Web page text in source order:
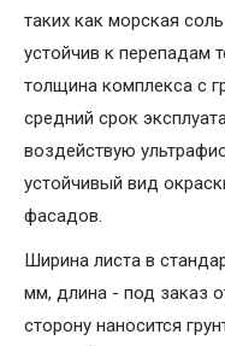
таких как морская
устойчив к перепадам
толщина комплекса с
средний срок
воздействую
устойчивый вид
фасадов.
Ширина листа в
мм, длина - под заказ
сторону наносится